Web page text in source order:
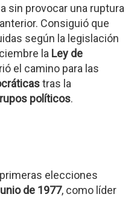
sin provocar una ruptura
Consiguió que
según la legislación
la Ley de
el camino para las
tras la
políticos.
elecciones
de 1977, como líder